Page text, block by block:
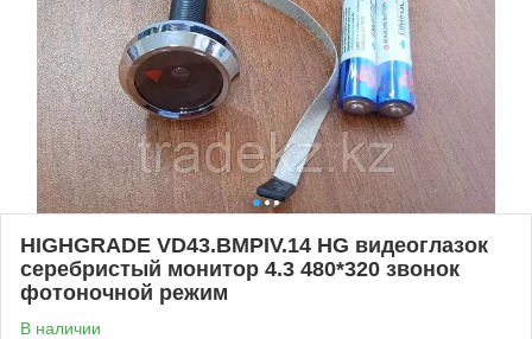
HIGHGRADE VD43.BMPIV.14 HG видеоглазок
серебристый монитор 4.3 480*320 звонок
фотоночной режим
В наличии